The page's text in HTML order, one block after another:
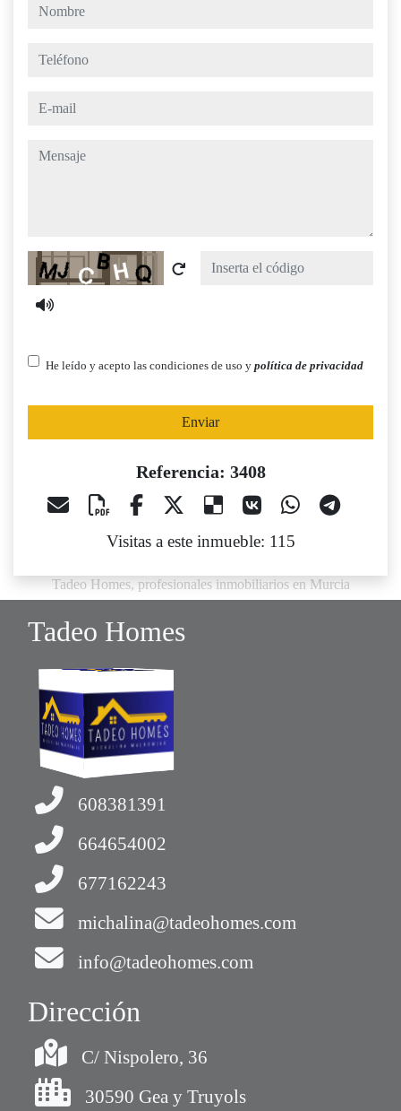
nombre
teléfono
e-mail
mensaje
Captcha
He leído y acepto las condiciones de uso y política de privacidad
Enviar
Referencia: 3408
Visitas a este inmueble: 115
Tadeo Homes, profesionales inmobiliarios en Murcia
Tadeo Homes
608381391
664654002
677162243
michalina@tadeohomes.com
info@tadeohomes.com
Dirección
C/ Nispolero, 36
30590 Gea y Truyols